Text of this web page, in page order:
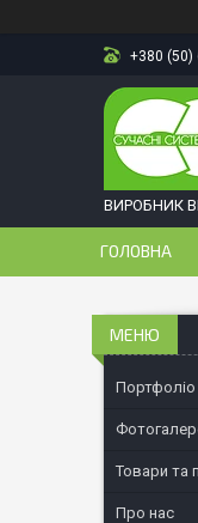
+380 (50)
ВИРОБНИК
ГОЛОВНА
Портфоліо
Товари та
Про нас